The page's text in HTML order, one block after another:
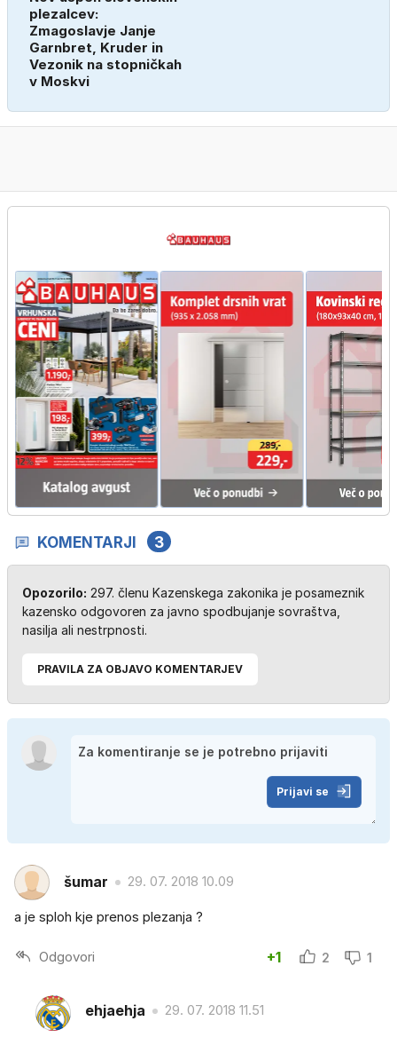
plezalcev:
Zmagoslavje Janje
Garnbret, Kruder in
Vezonik na stopničkah
v Moskvi
KOMENTARJI 3
Opozorilo: 297. členu Kazenskega zakonika je posameznik
kazensko odgovoren za javno spodbujanje sovraštva,
nasilja ali nestrpnosti.
PRAVILA ZA OBJAVO KOMENTARJEV
Prijavi se
šumar 29. 07. 2018 10.09
a je sploh kje prenos plezanja ?
Odgovori +1 2 1
ehjaehja 29. 07. 2018 11.51